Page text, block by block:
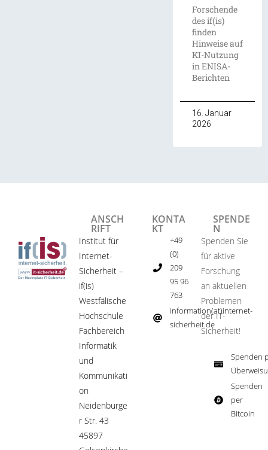
Forschende
des if(is)
finden
Hinweise auf
KI-Nutzung
in ENISA-
Berichten
16. Januar
2026
ANSCH
RIFT
Institut für
Internet-
Sicherheit –
if(is)
Westfälische
Hochschule
Fachbereich
Informatik
und
Kommunikati
on
Neidenburge
r Str. 43
45897
KONTA
KT
+49
(0)
209
95 96
763
information(at)internet-
sicherheit.de ​
SPENDE
N
Spenden Sie
für aktive
Forschung
an aktuellen
Problemen
der IT-
Sicherheit!​
Spenden
Spenden
per
Bitcoin​